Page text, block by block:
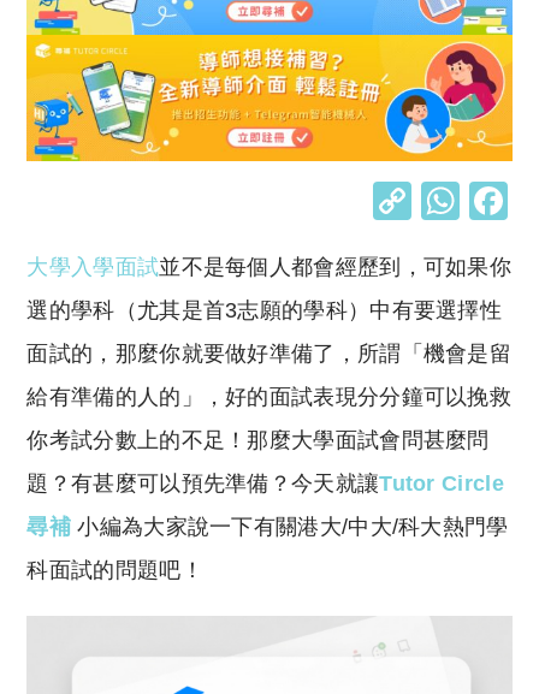
C
p
y
Li
n
k
W
at
s
A
p
p
大學入學面試並不是每個人都會經歷到，可如果你
選的學科（尤其是首3志願的學科）中有要選擇性
面試的，那麼你就要做好準備了，所謂「機會是留
給有準備的人的」，好的面試表現分分鐘可以挽救
你考試分數上的不足！那麼大學面試會問甚麼問
題？有甚麼可以預先準備？今天就讓Tutor Circle
尋補 小編為大家說一下有關港大/中大/科大熱門學
科面試的問題吧！